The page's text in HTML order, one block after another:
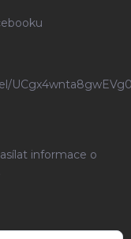
informace o